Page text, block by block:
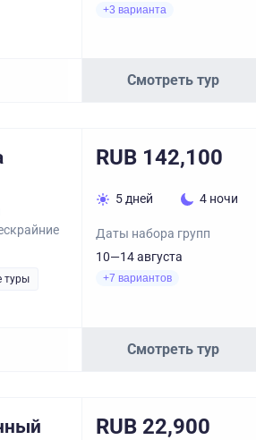
+3 варианта
Смотреть тур
туры
RUB 142,100
5 дней 4 ночи
Даты набора групп
10—14 августа
+7 вариантов
Смотреть тур
RUB 22,900